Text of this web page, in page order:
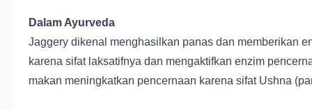
Dalam Ayurveda
Jaggery dikenal menghasilkan panas dan memberikan
karena sifat laksatifnya dan mengaktifkan enzim
makan meningkatkan pencernaan karena sifat Ushna